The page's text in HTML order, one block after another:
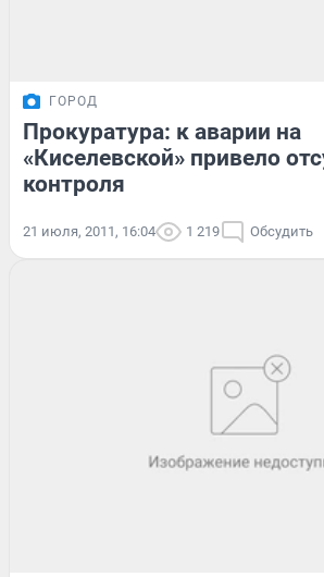
ГОРОД
Прокуратура: к аварии на
«Киселевской» привело
контроля
21 июля, 2011, 16:04 1 219 Обсудить